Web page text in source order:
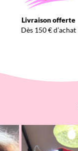
Livraison offerte
Dès 150 € d’achat